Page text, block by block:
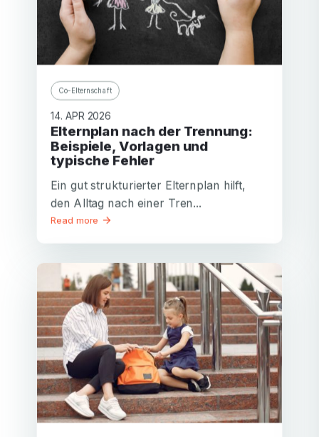
Co-Elternschaft
14. APR 2026
Elternplan nach der Trennung:
Beispiele, Vorlagen und
typische Fehler
Ein gut strukturierter Elternplan hilft,
den Alltag nach einer Tren...
Read more